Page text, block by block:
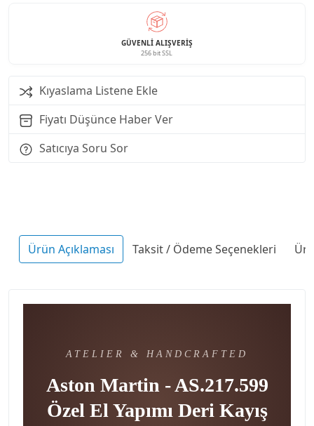
GÜVENLI ALIŞVERIŞ
256 bit SSL
Kıyaslama Listene Ekle
Fiyatı Düşünce Haber Ver
Satıcıya Soru Sor
Ürün Açıklaması Taksit / Ödeme Seçenekleri
ATELIER & HANDCRAFTED
Aston Martin - AS.217.599
Özel El Yapımı Deri Kayış